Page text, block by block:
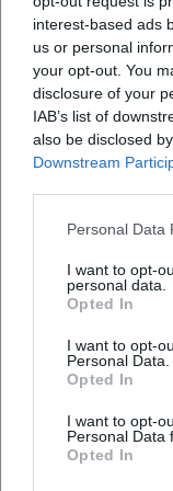
interest-based ads
us or personal
your opt-out. You
disclosure of your
IAB’s list of
also be disclosed
Downstream
Personal Data
I want to opt-
personal data.
Opted In
I want to opt-
Personal Data.
Opted In
I want to opt-
Personal Data
Opted In
das aus Mise-en-
eine Performance
Ergebnisse – und
Formaten Leistung
Kultureller Einfluss:
Über The Taste,
Herrmann die
nicht als Mode,
Handwerk
kulinarische
warum Garzeiten
Gleichzeitig bleibt
humorvoll, ehrlich.
Als Coach und
Nachwuchs: vom
Kompetenzen, die